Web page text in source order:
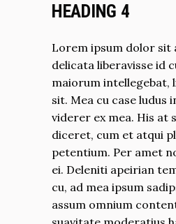
HEADING 4
Lorem ipsum dolor sit
delicata liberavisse id
maiorum intellegebat,
sit. Mea cu case ludus
viderer ex mea. His at
diceret, cum et atqui
petentium. Per amet
ei. Deleniti apeirian
cu, ad mea ipsum
assum omnium